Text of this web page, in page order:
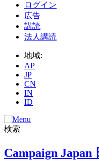
ログイン
広告
講読
法人講読
地域:
AP
JP
CN
IN
ID
検索
Campaign Japan